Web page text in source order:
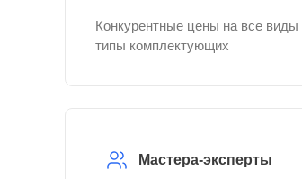
Конкурентные цены на все виды
типы комплектующих
Мастера-эксперты